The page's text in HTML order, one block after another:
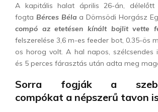
A kapitális halat április 26-án, délelőtt
fogta Bérces Béla a Dömsödi Horgász
compó az etetésen kínált bojlit vette
felszerelése 3,6 m-es feeder bot, 0.35-ös
os horog volt. A hal napos, szélcsendes
és 5 perces fárasztás után adta meg
Sorra fogják a
compókat a népszerű tavon